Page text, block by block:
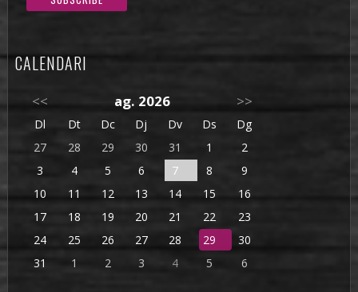
CALENDARI
<< ag. 2026 >>
Dl Dt Dc Dj Dv Ds
Dg
27
28 29 30 31 1
2
3
4 5 6 7 8
9
10
11 12 13 14 15
16
17
18 19 20 21 22
23
24
25 26 27 28 29
30
31
1 2 3 4 5 6